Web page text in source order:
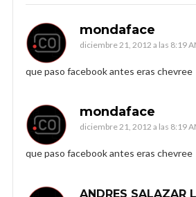
mondaface
diciembre 21, 2012 a las 8:19
que paso facebook antes eras chevree
mondaface
diciembre 21, 2012 a las 8:19
que paso facebook antes eras chevree
ANDRES SALAZAR